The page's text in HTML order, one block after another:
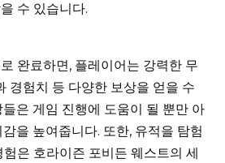
수 있습니다.
완료하면, 플레이어는 강력한 무
경험치 등 다양한 보상을 얻을 수
은 게임 진행에 도움이 될 뿐만 아
을 높여줍니다. 또한, 유적을 탐험
은 호라이즌 포비든 웨스트의 세